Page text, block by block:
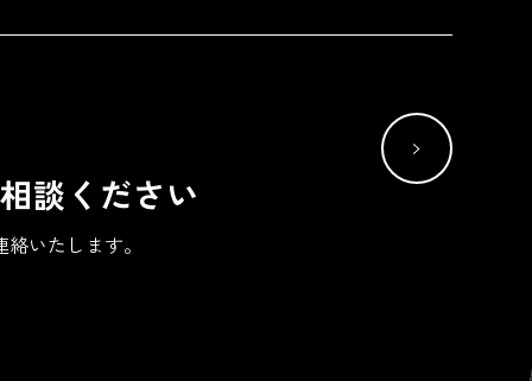
談ください
いたします。